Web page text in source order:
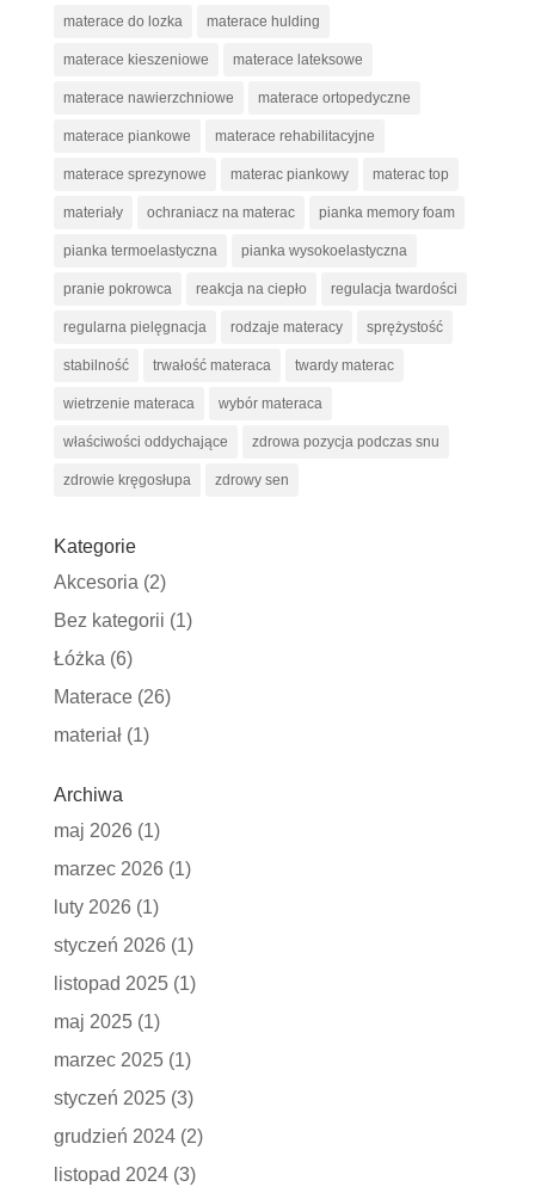
materace do lozka materace hulding
materace kieszeniowe materace lateksowe
materace nawierzchniowe materace ortopedyczne
materace piankowe materace rehabilitacyjne
materace sprezynowe materac piankowy materac top
materiały ochraniacz na materac pianka memory foam
pianka termoelastyczna pianka wysokoelastyczna
pranie pokrowca reakcja na ciepło regulacja twardości
regularna pielęgnacja rodzaje materacy sprężystość
stabilność trwałość materaca twardy materac
wietrzenie materaca wybór materaca
właściwości oddychające zdrowa pozycja podczas snu
zdrowie kręgosłupa zdrowy sen
Kategorie
Akcesoria (2)
Bez kategorii (1)
Łóżka (6)
Materace(26)
materiał(1)
Archiwa
maj 2026 (1)
marzec 2026 (1)
luty 2026 (1)
styczeń 2026 (1)
listopad 2025(1)
maj 2025(1)
marzec 2025(1)
styczeń 2025(3)
grudzień 2024(2)
listopad 2024(3)